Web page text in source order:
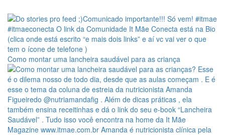
Como montar uma lancheira saudável para as criança